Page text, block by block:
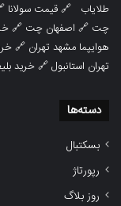
طلایاب 🔗قیمت سولانا
چت 🔗 اصفهان چت 🔗
هوایپما مشهد تهران 🔗
تهران استانبول🔗خرید
دسته‌ها
بسکتبال
رپورتاژ
روز بلاگ